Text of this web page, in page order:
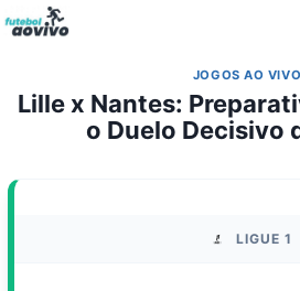
Pular
para
Conteúdo
JOGOS AO VIVO
Lille x Nantes:
o Duelo Decisivo
LIGUE 1